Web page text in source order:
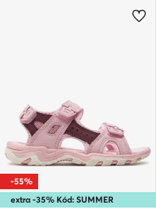
extra -35% Kód: SUMMER
-55%